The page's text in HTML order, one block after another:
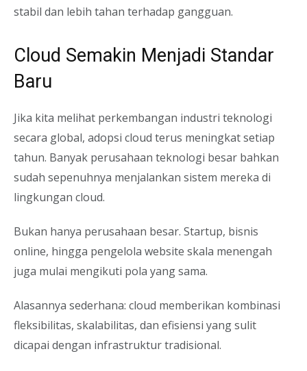
stabil dan lebih tahan terhadap gangguan.
Cloud Semakin Menjadi Standar
Baru
Jika kita melihat perkembangan industri teknologi
secara global, adopsi cloud terus meningkat setiap
tahun. Banyak perusahaan teknologi besar bahkan
sudah sepenuhnya menjalankan sistem mereka di
lingkungan cloud.
Bukan hanya perusahaan besar. Startup, bisnis
online, hingga pengelola website skala menengah
juga mulai mengikuti pola yang sama.
Alasannya sederhana: cloud memberikan kombinasi
fleksibilitas, skalabilitas, dan efisiensi yang sulit
dicapai dengan infrastruktur tradisional.